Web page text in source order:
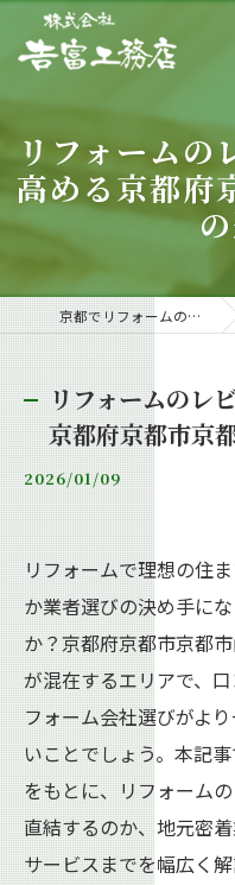
リフォームの
高める京都府
京都でリフォームの相談・依頼なら信頼と実績の工務店「𠮷富工務店」
リフォームのレ
京都府京都市京
2026/01/09
リフォームで理想の住
か業者選びの決め手に
か？京都府京都市京都
が混在するエリアで、
フォーム会社選びがよ
いことでしょう。本記
をもとに、リフォーム
直結するのか、地元密
サービスまでを幅広く